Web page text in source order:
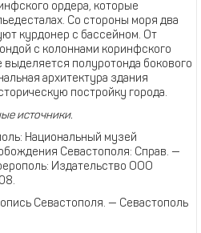
ордера, которые
Со стороны моря два
курдонер с бассейном. От
с колоннами коринфского
полуротонда бокового
архитектура здания
постройку города.
источники.
Национальный музей
Севастополя: Справ. —
Издательство ООО
Севастополя. — Севастополь